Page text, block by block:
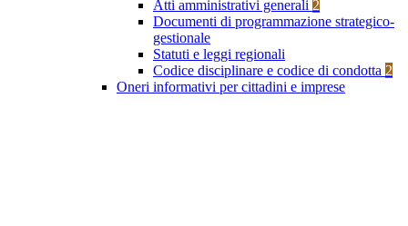
Atti amministrativi generali 2
Documenti di programmazione strategico-
gestionale
Statuti e leggi regionali
Codice disciplinare e codice di condotta 2
Oneri informativi per cittadini e imprese